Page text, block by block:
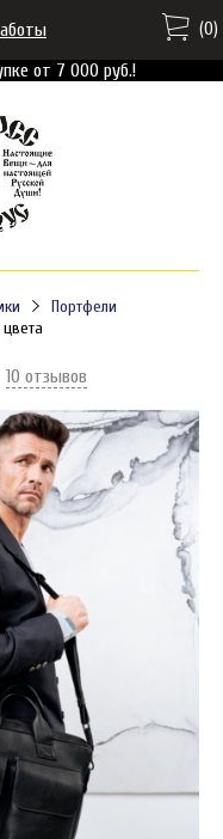
от 7 000 руб.!
(0)
Портфели
10 отзывов